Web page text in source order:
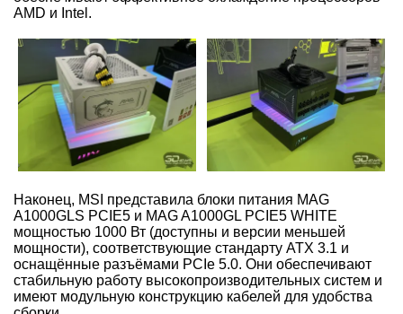
AMD и Intel.
Наконец, MSI представила блоки питания MAG
A1000GLS PCIE5 и MAG A1000GL PCIE5 WHITE
мощностью 1000 Вт (доступны и версии меньшей
мощности), соответствующие стандарту ATX 3.1 и
оснащённые разъёмами PCIe 5.0. Они обеспечивают
стабильную работу высокопроизводительных систем и
имеют модульную конструкцию кабелей для удобства